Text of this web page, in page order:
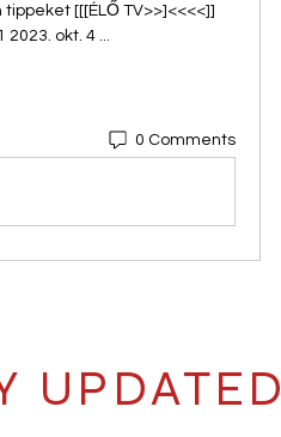
[[[ÉLŐ TV>>]<<<<]]
okt. 4 ...
0 Comments
UPDATED